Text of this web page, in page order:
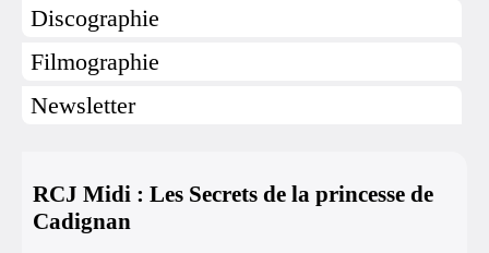
Discographie
Filmographie
Newsletter
RCJ Midi : Les Secrets de la princesse de
Cadignan